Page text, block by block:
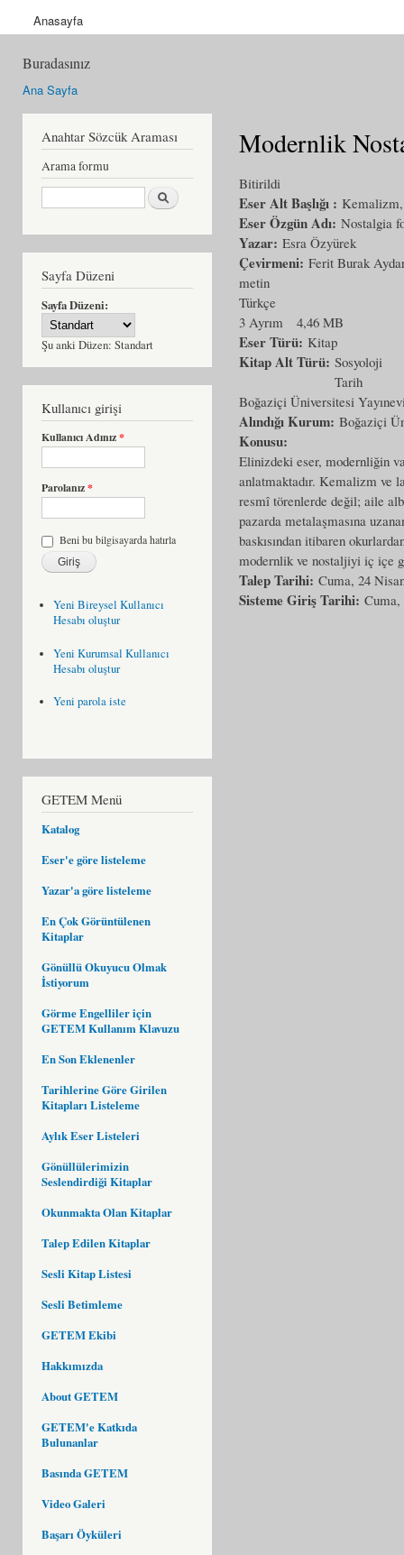
Anasayfa
Buradasınız
Ana Sayfa
Anahtar Sözcük Araması
Arama formu
Ara
Sayfa Düzeni
Sayfa Düzeni:
Şu anki Düzen: Standart
Kullanıcı girişi
Kullanıcı Adınız*
Parolanız*
Beni bu bilgisayarda hatırla
Yeni Bireysel Kullanıcı
Hesabı oluştur
Yeni Kurumsal Kullanıcı
Hesabı oluştur
Yeni parola iste
GETEM Menü
Katalog
Eser'e göre listeleme
Yazar'a göre listeleme
En Çok Görüntülenen
Kitaplar
Gönüllü Okuyucu Olmak
İstiyorum
Görme Engelliler için
GETEM Kullanım Klavuzu
En Son Eklenenler
Tarihlerine Göre Girilen
Kitapları Listeleme
Aylık Eser Listeleri
Gönüllülerimizin
Seslendirdiği Kitaplar
Okunmakta Olan Kitaplar
Talep Edilen Kitaplar
Sesli Kitap Listesi
Sesli Betimleme
GETEM Ekibi
Hakkımızda
About GETEM
GETEM'e Katkıda
Bulunanlar
Basında GETEM
Video Galeri
Başarı Öyküleri
Modernlik
Bitirildi
Eser Alt Başlığı :
Eser Özgün Adı: Nostalgia
Yazar: Esra Özyürek
Çevirmeni: Ferit Burak
metin
Türkçe
3 Ayrım
4,46 MB
Eser Türü: Kitap
Kitap Alt Türü: Sosyoloji
Tarih
Boğaziçi Üniversitesi
Alındığı Kurum: Boğaziçi
Konusu:
Elinizdeki eser, modernliğin
anlatmaktadır. Kemalizm ve
resmî törenlerde değil; aile
pazarda metalaşmasına
baskısından itibaren
modernlik ve nostaljiyi iç içe
Talep Tarihi: Cuma, 24
Sisteme Giriş Tarihi: Cuma,